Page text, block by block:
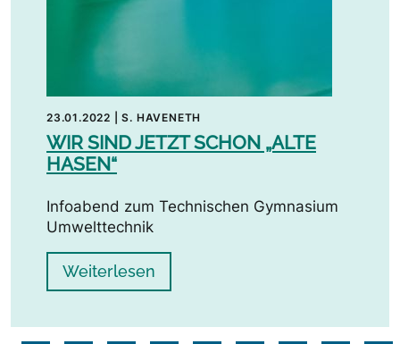
23.01.2022 |S. HAVENETH
WIR SIND JETZT SCHON „ALTE
HASEN“
Infoabend zum Technischen Gymnasium
Umwelttechnik
Weiterlesen